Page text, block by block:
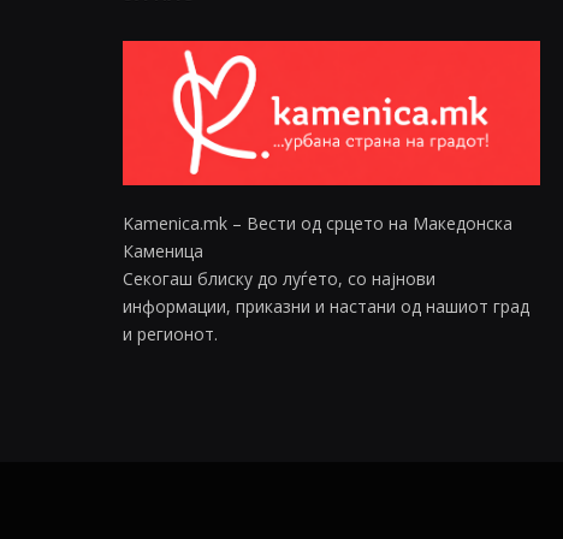
Kamenica.mk – Вести од срцето на Македонска
Каменица
Секогаш блиску до луѓето, со најнови
информации, приказни и настани од нашиот град
и регионот.